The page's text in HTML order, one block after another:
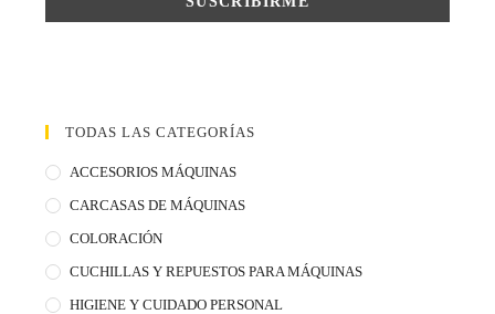
TODAS LAS CATEGORÍAS
ACCESORIOS MÁQUINAS
CARCASAS DE MÁQUINAS
COLORACIÓN
CUCHILLAS Y REPUESTOS PARA MÁQUINAS
HIGIENE Y CUIDADO PERSONAL